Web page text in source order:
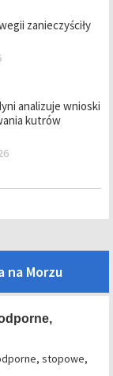
zanieczyściły
analizuje wnioski
kutrów
na Morzu
stopowe,